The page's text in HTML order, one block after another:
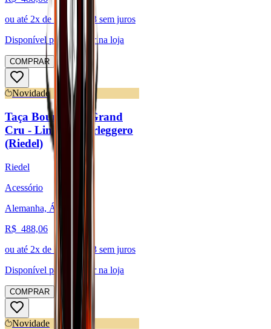
ou até 2x de R$ 244,03 sem juros
Disponível para: Retirar na loja
COMPRAR
Novidade
Taça Bourgogne Grand
Cru - Linha Superleggero
(Riedel)
Riedel
Acessório
Alemanha, Áustria
R$ 488,06
ou até 2x de R$ 244,03 sem juros
Disponível para:
Retirar na loja
COMPRAR
Novidade